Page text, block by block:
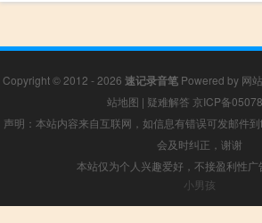
Copyright © 2012 - 2026 速记录音笔 Powered by 网
站地图 | 疑难解答 京ICP备
声明：本站内容来自互联网，如信息有错误可发邮件
会及时纠正，谢谢
本站仅为个人兴趣爱好，不接盈利性广
小男孩